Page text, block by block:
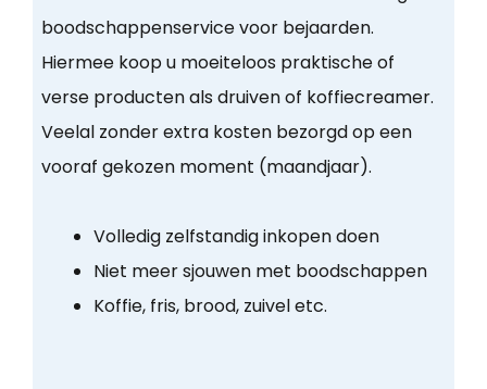
boodschappenservice voor bejaarden.
Hiermee koop u moeiteloos praktische of
verse producten als druiven of koffiecreamer.
Veelal zonder extra kosten bezorgd op een
vooraf gekozen moment (maandjaar).
Volledig zelfstandig inkopen doen
Niet meer sjouwen met boodschappen
Koffie, fris, brood, zuivel etc.